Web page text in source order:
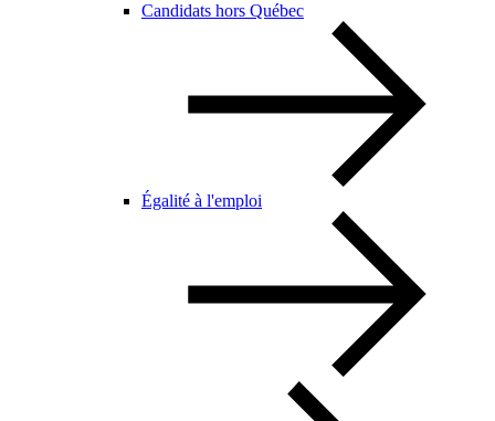
Candidats hors Québec
Égalité à l'emploi